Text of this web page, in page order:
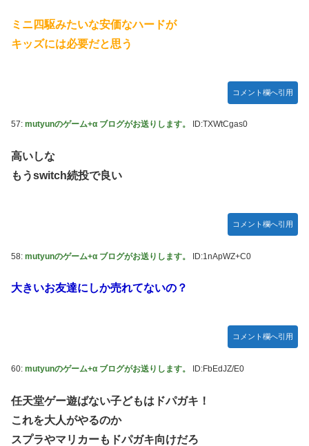
ミニ四駆みたいな安価なハードが
キッズには必要だと思う
コメント欄へ引用
57: mutyunのゲーム+α ブログがお送りします。 ID:TXWtCgas0
高いしな
もうswitch続投で良い
コメント欄へ引用
58: mutyunのゲーム+α ブログがお送りします。 ID:1nApWZ+C0
大きいお友達にしか売れてないの？
コメント欄へ引用
60: mutyunのゲーム+α ブログがお送りします。 ID:FbEdJZ/E0
任天堂ゲー遊ばない子どもはドパガキ！
これを大人がやるのか
スプラやマリカーもドパガキ向けだろ